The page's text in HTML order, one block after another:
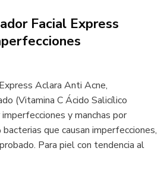
Facial Express
Aclara Anti Acne,
(Vitamina C Ácido Salicílico
y manchas por
que causan imperfecciones,
Para piel con tendencia al